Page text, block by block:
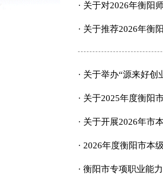
· 关于对2026年衡
· 关于推荐2026年
· 关于举办“源来好
· 关于2025年度衡
· 关于开展2026年
· 2026年度衡阳市
· 衡阳市专项职业能